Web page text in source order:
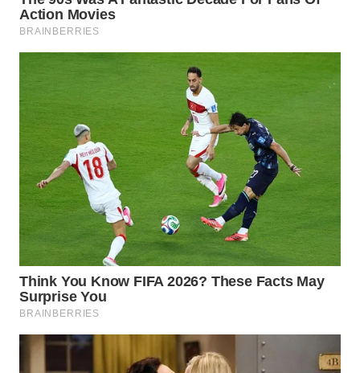
WN
KARAWANG
BEKASI
WN
BOGOR
WN
DEPOK
WN
TAPANULI
UTARA
SAMOSIR